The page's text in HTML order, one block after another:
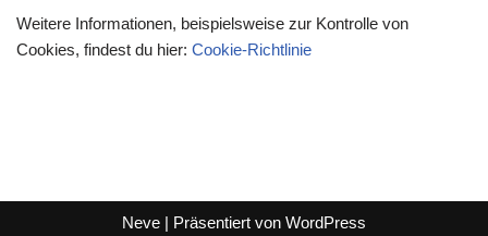
Weitere Informationen, beispielsweise zur Kontrolle von
Cookies, findest du hier: Cookie-Richtlinie
Neve | Präsentiert von WordPress